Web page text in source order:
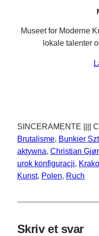
Museet for Moderne
lokale talenter
SINCERAMENTE ||||
Brutalisme, Bunkier
aktywna, Christian
urok konfiguracji,
Kunst, Polen, Ruch
Skriv et svar